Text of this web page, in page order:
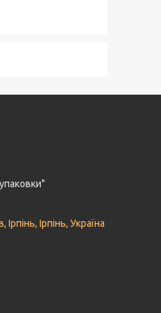
Ірпінь, Україна